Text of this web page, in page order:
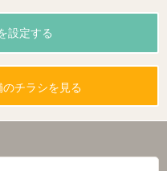
設定する
チラシを見る